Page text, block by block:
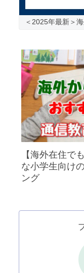
＜2025年最新＞
【海外在住で
な小学生向け
ング